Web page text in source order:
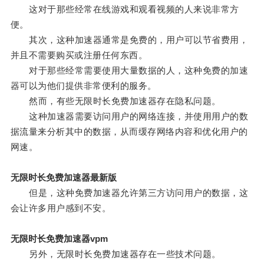
这对于那些经常在线游戏和观看视频的人来说非常方
便。
其次，这种加速器通常是免费的，用户可以节省费用，
并且不需要购买或注册任何东西。
对于那些经常需要使用大量数据的人，这种免费的加速
器可以为他们提供非常便利的服务。
然而，有些无限时长免费加速器存在隐私问题。
这种加速器需要访问用户的网络连接，并使用用户的数
据流量来分析其中的数据，从而缓存网络内容和优化用户的
网速。
无限时长免费加速器最新版
但是，这种免费加速器允许第三方访问用户的数据，这
会让许多用户感到不安。
无限时长免费加速器vpm
另外，无限时长免费加速器存在一些技术问题。